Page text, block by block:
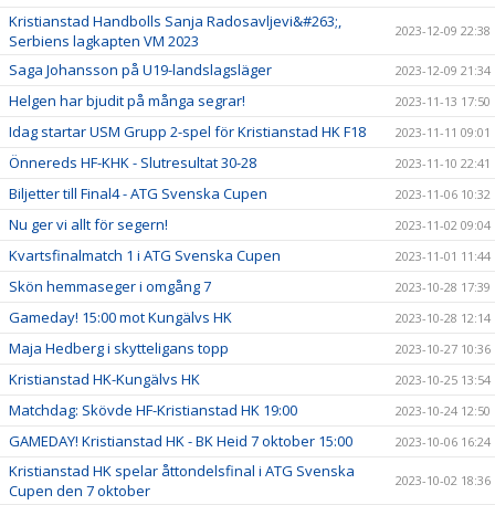
Kristianstad Handbolls Sanja Radosavljevi&#263;,
Serbiens lagkapten VM 2023
2023-12-09 22:38
Saga Johansson på U19-landslagsläger 2023-12-09 21:34
Helgen har bjudit på många segrar! 2023-11-13 17:50
Idag startar USM Grupp 2-spel för Kristianstad HK F18 2023-11-11 09:01
Önnereds HF-KHK - Slutresultat 30-28 2023-11-10 22:41
Biljetter till Final4 - ATG Svenska Cupen 2023-11-06 10:32
Nu ger vi allt för segern! 2023-11-02 09:04
Kvartsfinalmatch 1 i ATG Svenska Cupen 2023-11-01 11:44
Skön hemmaseger i omgång 7 2023-10-28 17:39
Gameday! 15:00 mot Kungälvs HK 2023-10-28 12:14
Maja Hedberg i skytteligans topp 2023-10-27 10:36
Kristianstad HK-Kungälvs HK 2023-10-25 13:54
Matchdag: Skövde HF-Kristianstad HK 19:00 2023-10-24 12:50
GAMEDAY! Kristianstad HK - BK Heid 7 oktober 15:00 2023-10-06 16:24
Kristianstad HK spelar åttondelsfinal i ATG Svenska
Cupen den 7 oktober
2023-10-02 18:36